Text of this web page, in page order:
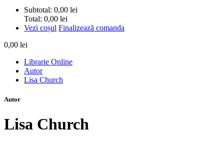
Subtotal: 0,00 lei
Total: 0,00 lei
Vezi coșul Finalizează comanda
0,00 lei
Librarie Online
Autor
Lisa Church
Autor
Lisa Church